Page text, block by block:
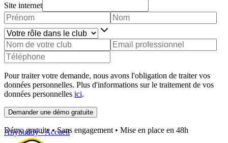
Site internet
Pour traiter votre demande, nous avons l'obligation de traiter vos
données personnelles. Plus d'informations sur le traitement de vos
données personnelles ici.
Demander une démo gratuite
Démo gratuite • Sans engagement • Mise en place en 48h
Anybuddy - Accueil